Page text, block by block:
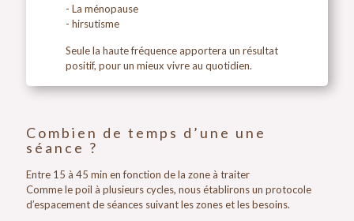
- La ménopause
- hirsutisme
Seule la haute fréquence apportera un résultat
positif, pour un mieux vivre au quotidien.
Combien de temps d’une une
séance ?
Entre 15 à 45 min en fonction de la zone à traiter
Comme le poil à plusieurs cycles, nous établirons un protocole
d’espacement de séances suivant les zones et les besoins.